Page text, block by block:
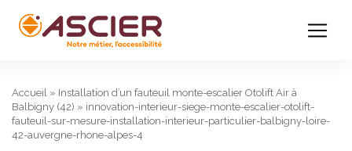
Accueil » Installation d’un fauteuil monte-escalier Otolift Air à
Balbigny (42) » innovation-interieur-siege-monte-escalier-otolift-
fauteuil-sur-mesure-installation-interieur-particulier-balbigny-loire-
42-auvergne-rhone-alpes-4